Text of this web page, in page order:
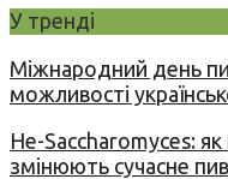
У тренді
Міжнародний день
можливості
Не-Saccharomyces:
змінюють сучасне